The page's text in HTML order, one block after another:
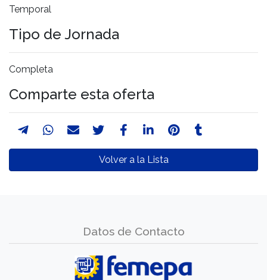
Temporal
Tipo de Jornada
Completa
Comparte esta oferta
Volver a la Lista
Datos de Contacto